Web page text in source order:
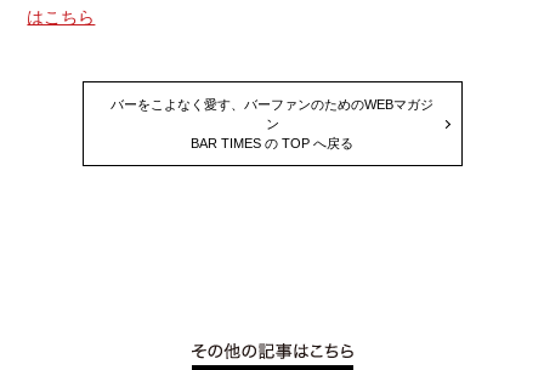
はこちら
バーをこよなく愛す、バーファンのためのWEBマガジ
ン
BAR TIMES の TOP へ戻る